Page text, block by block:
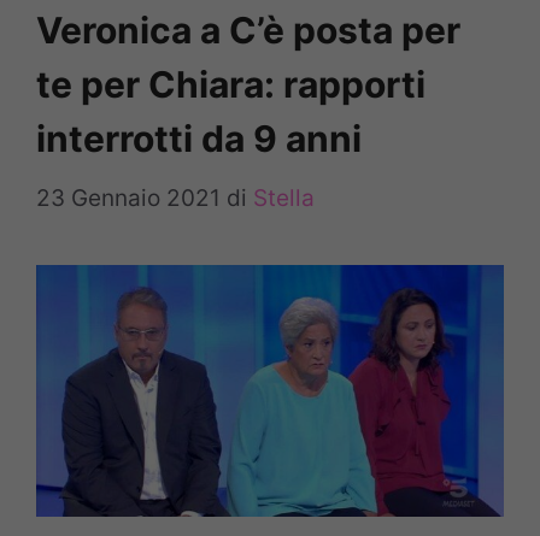
Veronica a C’è posta per
te per Chiara: rapporti
interrotti da 9 anni
23 Gennaio 2021 di Stella